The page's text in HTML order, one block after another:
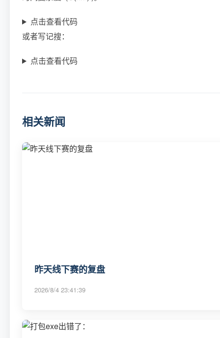
点击查看代码
或者写记搜：
点击查看代码
相关新闻
昨天线下赛的复盘
2026/8/4 23:41:39